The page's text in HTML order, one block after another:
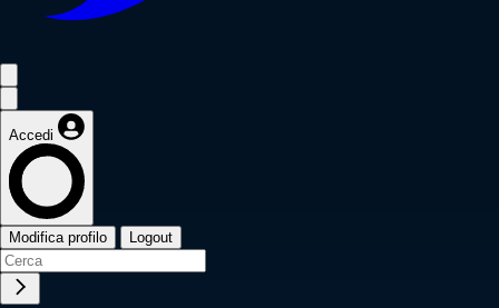
Accedi
Modifica profilo Logout